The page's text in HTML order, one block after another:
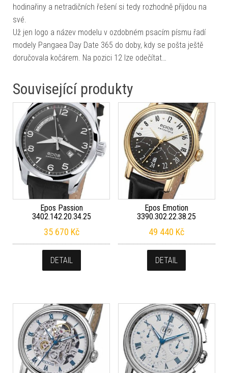
hodinařiny a netradičních řešení si tedy rozhodně přijdou na
své.
Už jen logo a název modelu v ozdobném psacím písmu řadí
modely Pangaea Day Date 365 do doby, kdy se pošta ještě
doručovala kočárem. Na pozici 12 lze odečítat…
Související produkty
Epos Passion
3402.142.20.34.25
35 670 Kč
DETAIL
Epos Emotion
3390.302.22.38.25
49 440 Kč
DETAIL